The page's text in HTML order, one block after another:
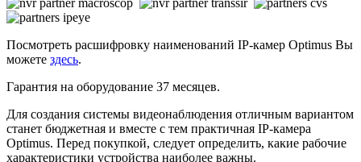
Посмотреть расшифровку наименований IP-камер Optimus Вы
можете здесь.
Гарантия на оборудование 37 месяцев.
Для создания системы видеонаблюдения отличным вариантом
станет бюджетная и вместе с тем практичная IP-камера
Optimus. Перед покупкой, следует определить, какие рабочие
характеристики устройства наиболее важны.